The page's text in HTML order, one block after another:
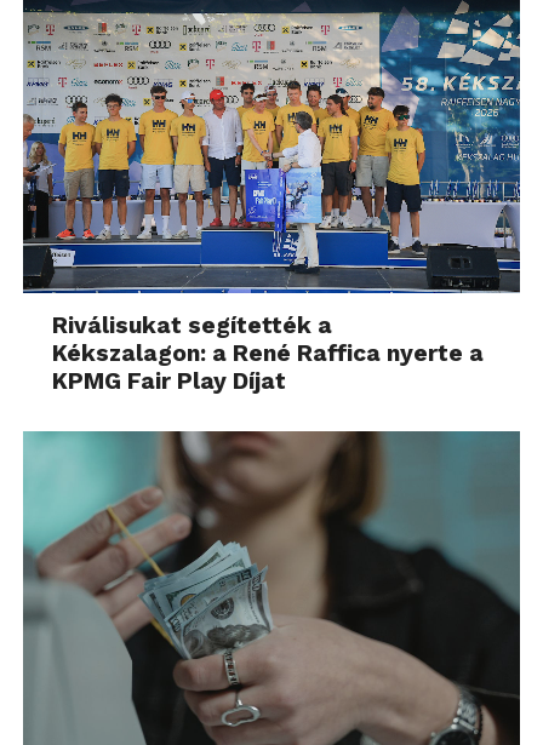
Riválisukat segítették a
Kékszalagon: a René Raffica nyerte a
KPMG Fair Play Díjat